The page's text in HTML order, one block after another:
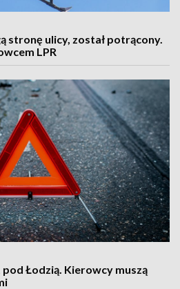
stronę ulicy, został potrącony.
LPR
Łodzią. Kierowcy muszą